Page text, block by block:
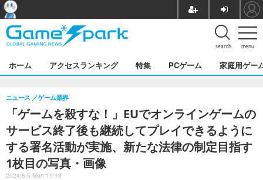
menu
search
ホーム アクセスランキング 特集 PCゲーム 家庭用ゲー
「ゲームを殺すな！」EUでオンラインゲームの
サービス終了後も継続してプレイできるように
する署名活動が実施、新たな法律の制定目指す
1枚目の写真・画像
ニュース ゲーム業界
2024.8.5 Mon 11:18